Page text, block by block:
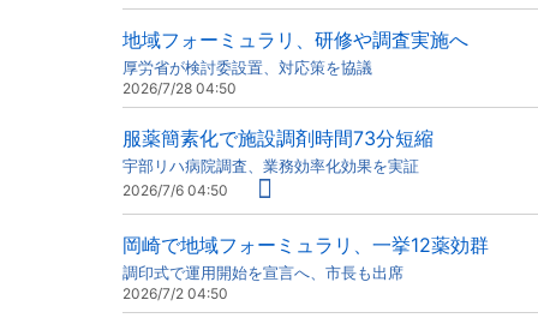
地域フォーミュラリ、研修や調査実施へ
厚労省が検討委設置、対応策を協議
2026/7/28 04:50
服薬簡素化で施設調剤時間73分短縮
宇部リハ病院調査、業務効率化効果を実証
2026/7/6 04:50
岡崎で地域フォーミュラリ、一挙12薬効群
調印式で運用開始を宣言へ、市長も出席
2026/7/2 04:50